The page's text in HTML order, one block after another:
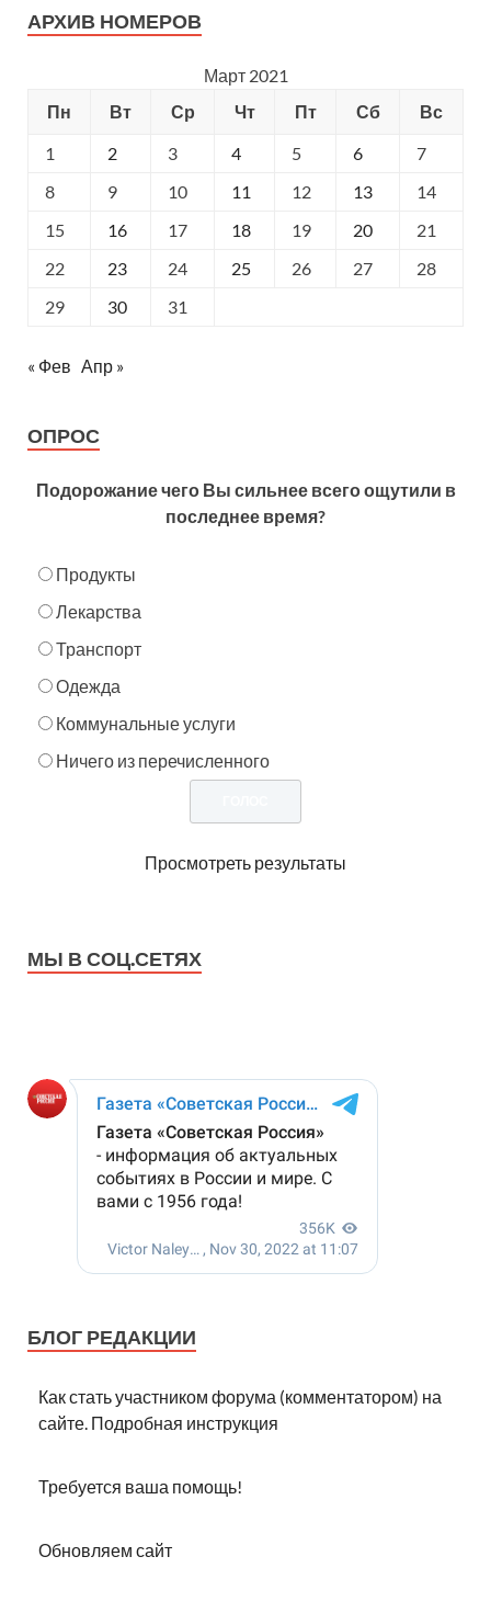
АРХИВ НОМЕРОВ
Март 2021
Пн
Вт Ср Чт Пт Сб
Вс
1
2 3 4 5 6
7
8
9 10 11 12 13
14
15
16 17 18 19 20
21
22
23 24 25 26 27
28
29
30 31
« Фев Апр »
ОПРОС
Подорожание чего Вы сильнее всего ощутили в
последнее время?
Продукты
Лекарства
Транспорт
Одежда
Коммунальные услуги
Ничего из перечисленного
Просмотреть результаты
МЫ В СОЦ.СЕТЯХ
БЛОГ РЕДАКЦИИ
Как стать участником форума (комментатором) на
сайте. Подробная инструкция
Требуется ваша помощь!
Обновляем сайт